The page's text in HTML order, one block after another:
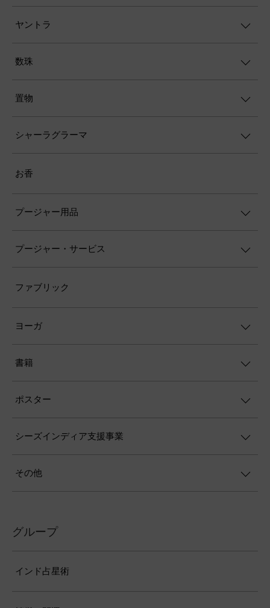
ヤントラ
数珠
置物
シャーラグラーマ
お香
プージャー用品
プージャー・サービス
ファブリック
ヨーガ
書籍
ポスター
シーズインディア支援事業
その他
グループ
インド占星術